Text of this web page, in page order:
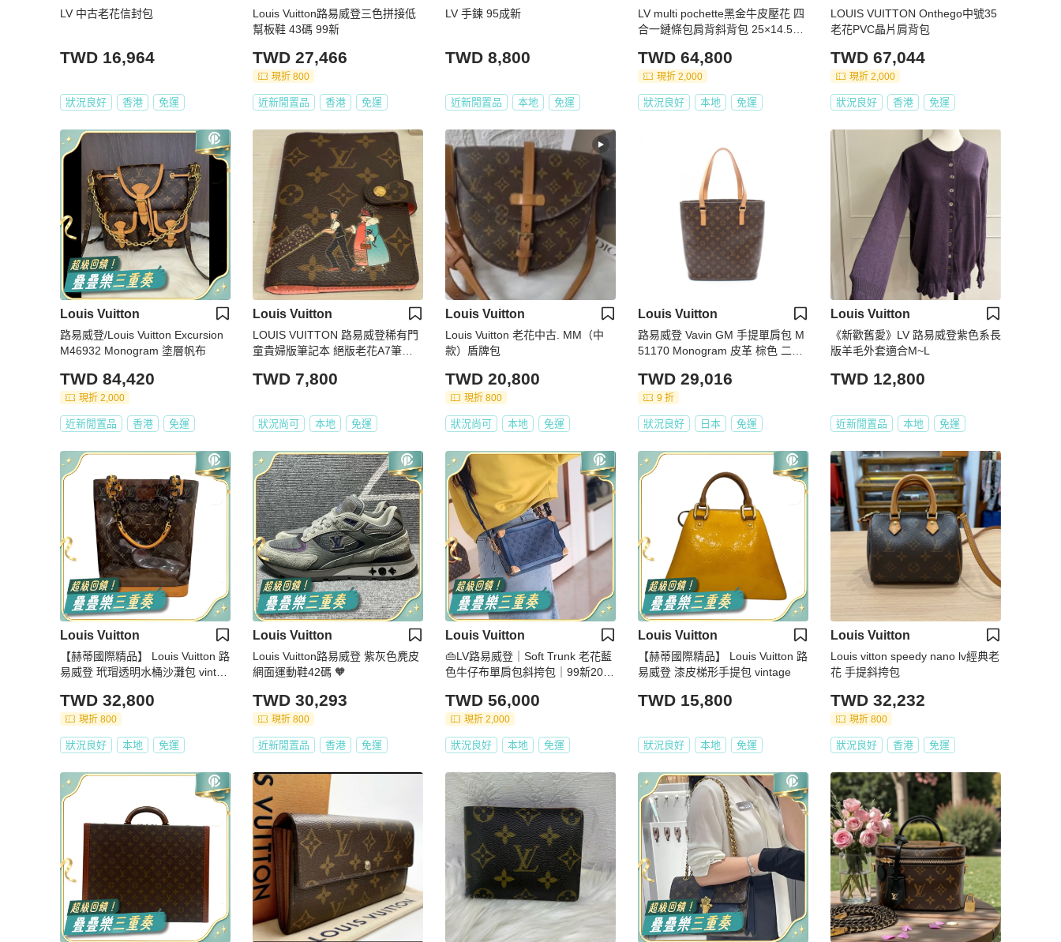
LV 中古老花信封包
TWD 16,964
狀況良好 香港 免運
Louis Vuitton路易威登三色拼接低
幫板鞋 43碼 99新
TWD 27,466
現折 800
近新閒置品 香港 免運
LV 手鍊 95成新
TWD 8,800
近新閒置品 本地 免運
LV multi pochette黑金牛皮壓花 四
合一鏈條包肩背斜背包 25×14.5×4.
TWD 64,800
現折 2,000
狀況良好 本地 免運
LOUIS VUITTON Onthego中號35
老花PVC晶片肩背包
TWD 67,044
現折 2,000
狀況良好 香港 免運
Louis Vuitton
路易威登/Louis Vuitton Excursion
M46932 Monogram 塗層帆布
TWD 84,420
現折 2,000
近新閒置品 香港 免運
Louis Vuitton
LOUIS VUITTON 路易威登稀有門
童貴婦版筆記本 絕版老花A7筆記
TWD 7,800
狀況尚可 本地 免運
Louis Vuitton
Louis Vuitton 老花中古. MM（中
款）盾牌包
TWD 20,800
現折 800
狀況尚可 本地 免運
Louis Vuitton
路易威登 Vavin GM 手提單肩包 M
51170 Monogram 皮革 棕色 二手
TWD 29,016
9 折
狀況良好 日本 免運
Louis Vuitton
《新歡舊愛》LV 路易威登紫色系長
版羊毛外套適合M~L
TWD 12,800
近新閒置品 本地 免運
Louis Vuitton
【赫蒂國際精品】 Louis Vuitton 路
易威登 玳瑁透明水桶沙灘包 vintag
TWD 32,800
現折 800
狀況良好 本地 免運
Louis Vuitton
Louis Vuitton路易威登 紫灰色麂皮
網面運動鞋42碼 🧡
TWD 30,293
現折 800
近新閒置品 香港 免運
Louis Vuitton
👜LV路易威登｜Soft Trunk 老花藍
色牛仔布單肩包斜挎包｜99新2019
TWD 56,000
現折 2,000
狀況良好 本地 免運
Louis Vuitton
【赫蒂國際精品】 Louis Vuitton 路
易威登 漆皮梯形手提包 vintage
TWD 15,800
狀況良好 本地 免運
Louis Vuitton
Louis vitton speedy nano lv經典老
花 手提斜挎包
TWD 32,232
現折 800
狀況良好 香港 免運